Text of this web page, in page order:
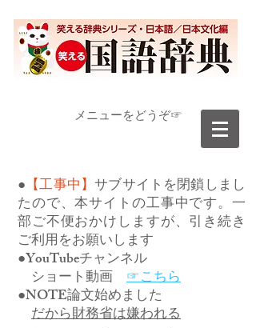
​メニューをどうぞ☞
● 【工事中】サブサイトを閉鎖しまし
たので、本サイトの工事中です。一
部ご不便おかけしますが、引き続き
ご利用をお願いします
●YouTubeチャンネル
ショート動画 ☞こちら
●NOTE論文始めました
だから財務省は嫌われる